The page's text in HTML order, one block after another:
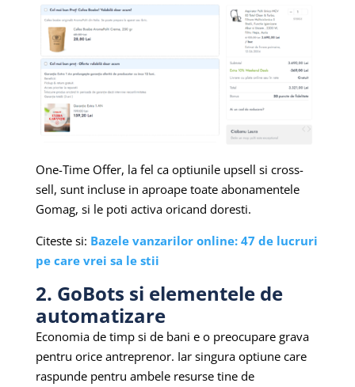
One-Time Offer, la fel ca optiunile upsell si cross-
sell, sunt incluse in aproape toate abonamentele
Gomag, si le poti activa oricand doresti.
Citeste si: Bazele vanzarilor online: 47 de lucruri
pe care vrei sa le stii
2. GoBots si elementele de
automatizare
Economia de timp si de bani e o preocupare grava
pentru orice antreprenor. Iar singura optiune care
raspunde pentru ambele resurse tine de